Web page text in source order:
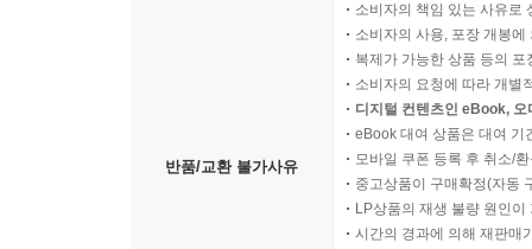
반품/교환 불가사유
소비자의 책임 있는 사유로
소비자의 사용, 포장 개봉
복제가 가능한 상품 등의
소비자의 요청에 따라 개별
디지털 컨텐츠인 eBook,
eBook 대여 상품은 대여 기
모바일 쿠폰 등록 후 취소/
중고상품이 구매확정(자동
LP상품의 재생 불량 원인
시간의 경과에 의해 재판매